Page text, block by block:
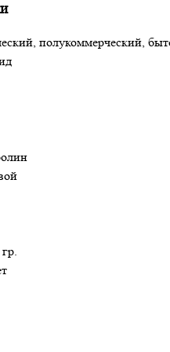
полукоммерческий,